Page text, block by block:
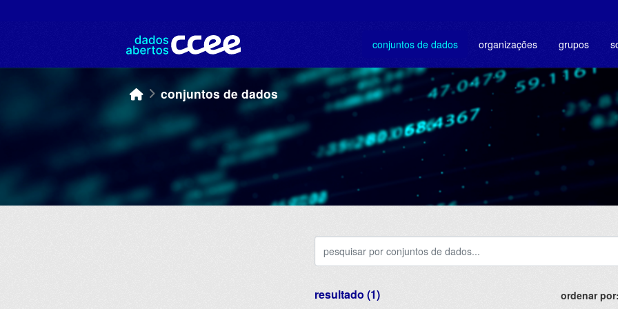
conjuntos de dados organizações grupos
conjuntos de dados
ordenar por
resultado (1)